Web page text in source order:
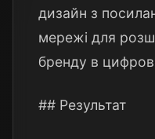
дизайн з
мережі для
бренду в
## Результат